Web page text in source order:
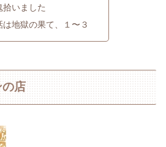
拾いました
は地獄の果て、１〜３
の店